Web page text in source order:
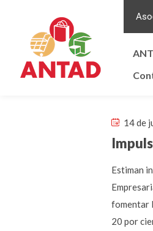
14 de
Estiman
fomentar
20 por